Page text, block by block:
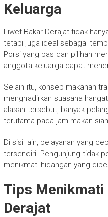
Keluarga
Liwet Bakar Derajat tidak
tetapi juga ideal sebagai
Porsi yang pas dan pilihan
anggota keluarga dapat
Selain itu, konsep makanan
menghadirkan suasana
alasan tersebut, banyak
terutama pada jam makan
Di sisi lain, pelayanan yang
tersendiri. Pengunjung tidak
menikmati hidangan yang
Tips Menikmati
Derajat